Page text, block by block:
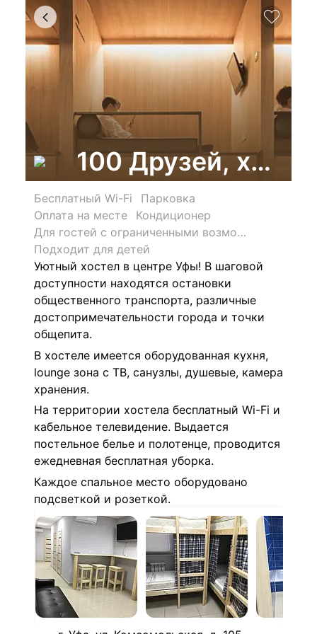
100 Друзей,
Бесплатный Wi-Fi
Парковка
Оплата на месте
Кондиционер
Для гостей с ограниченными возможностями
Подходит для детей
Уютный хостел в центре Уфы! В шаговой
доступности находятся остановки
общественного транспорта, различные
достопримечательности города и точки
общепита.
В хостеле имеется оборудованная кухня,
lounge зона с ТВ, санузлы, душевые, камера
хранения.
На территории хостела бесплатный Wi-Fi и
кабельное телевидение. Выдается
постельное белье и полотенце, проводится
ежедневная бесплатная уборка.
Каждое спальное место оборудовано
подсветкой и розеткой.